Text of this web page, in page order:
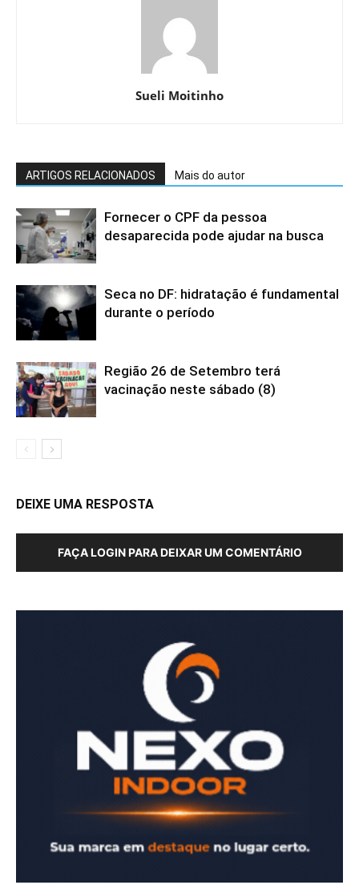
Sueli Moitinho
ARTIGOS RELACIONADOS Mais do autor
Fornecer o CPF da pessoa
desaparecida pode ajudar na busca
Seca no DF: hidratação é fundamental
durante o período
Região 26 de Setembro terá
vacinação neste sábado (8)
DEIXE UMA RESPOSTA
FAÇA LOGIN PARA DEIXAR UM COMENTÁRIO